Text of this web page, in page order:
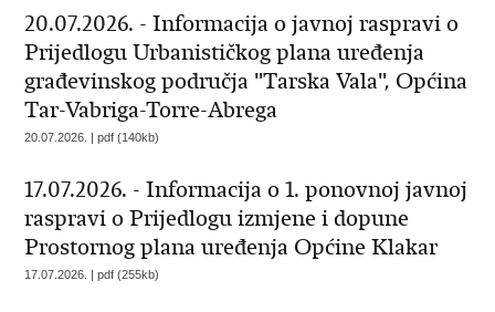
20.07.2026. - Informacija o javnoj raspravi o
Prijedlogu Urbanističkog plana uređenja
građevinskog područja "Tarska Vala", Općina
Tar-Vabriga-Torre-Abrega
20.07.2026. | pdf (140kb)
17.07.2026. - Informacija o 1. ponovnoj javnoj
raspravi o Prijedlogu izmjene i dopune
Prostornog plana uređenja Općine Klakar
17.07.2026. | pdf (255kb)